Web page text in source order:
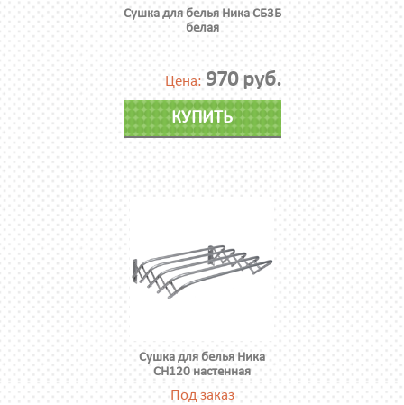
Сушка для белья Ника СБ3Б
белая
Цена: 970 руб.
КУПИТЬ
Сушка для белья Ника
СН120 настенная
Под заказ